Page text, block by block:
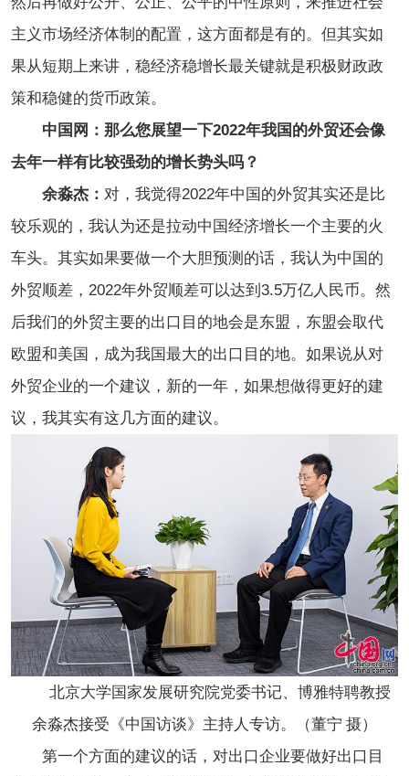
主义市场经济体制的配置，这方面都是有的。但其实如
果从短期上来讲，稳经济稳增长最关键就是积极财政政
策和稳健的货币政策。
中国网：那么您展望一下2022年我国的外贸还会像
去年一样有比较强劲的增长势头吗？
余淼杰： 对，我觉得2022年中国的外贸其实还是比
较乐观的，我认为还是拉动中国经济增长一个主要的火
车头。其实如果要做一个大胆预测的话，我认为中国的
外贸顺差，2022年外贸顺差可以达到3.5万亿人民币。然
后我们的外贸主要的出口目的地会是东盟，东盟会取代
欧盟和美国，成为我国最大的出口目的地。如果说从对
外贸企业的一个建议，新的一年，如果想做得更好的建
议，我其实有这几方面的建议。
北京大学国家发展研究院党委书记、博雅特聘教授
余淼杰接受《中国访谈》主持人专访。（董宁 摄）
第一个方面的建议的话，对出口企业要做好出口目